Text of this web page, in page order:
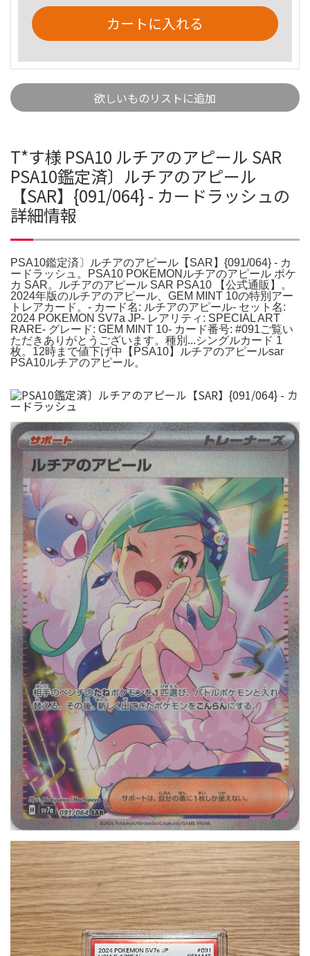
カートに入れる
欲しいものリストに追加
T*す様 PSA10 ルチアのアピール SAR
PSA10鑑定済〕ルチアのアピール
【SAR】{091/064} - カードラッシュの
詳細情報
PSA10鑑定済〕ルチアのアピール【SAR】{091/064} - カ
ードラッシュ。PSA10 POKEMONルチアのアピール ポケ
カ SAR。ルチアのアピール SAR PSA10 【公式通販】。
2024年版のルチアのアピール、GEM MINT 10の特別アー
トレアカード。- カード名: ルチアのアピール- セット名:
2024 POKEMON SV7a JP- レアリティ: SPECIAL ART
RARE- グレード: GEM MINT 10- カード番号: #091ご覧い
ただきありがとうございます。種別...シングルカード 1
枚。12時まで値下げ中【PSA10】ルチアのアピールsar
PSA10ルチアのアピール。